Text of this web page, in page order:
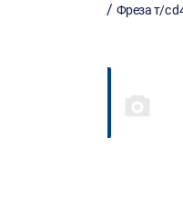
/ Фреза т/с